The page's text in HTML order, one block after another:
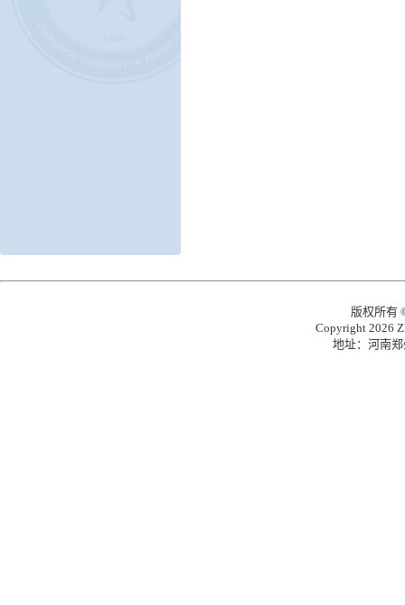
版权所有
Copyright 2026
地址：河南